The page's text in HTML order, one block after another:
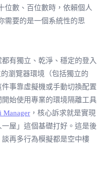
位數、百位數時，依賴個人
需要的是一個系統性的思
都有獨立、乾淨、穩定的登入
瀏覽器環境（包括獨立的
事靠虛擬機或手動切換配置
始使用專業的環境隔離工具
Manager ，核心訴求就是實現
屋」這個基礎打好。這是後
再多行為模擬都是空中樓